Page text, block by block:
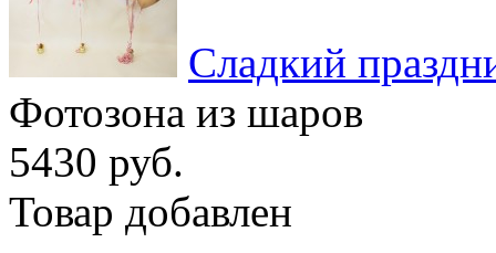
Сладкий
Фотозона из шаров
5430 руб.
Товар добавлен